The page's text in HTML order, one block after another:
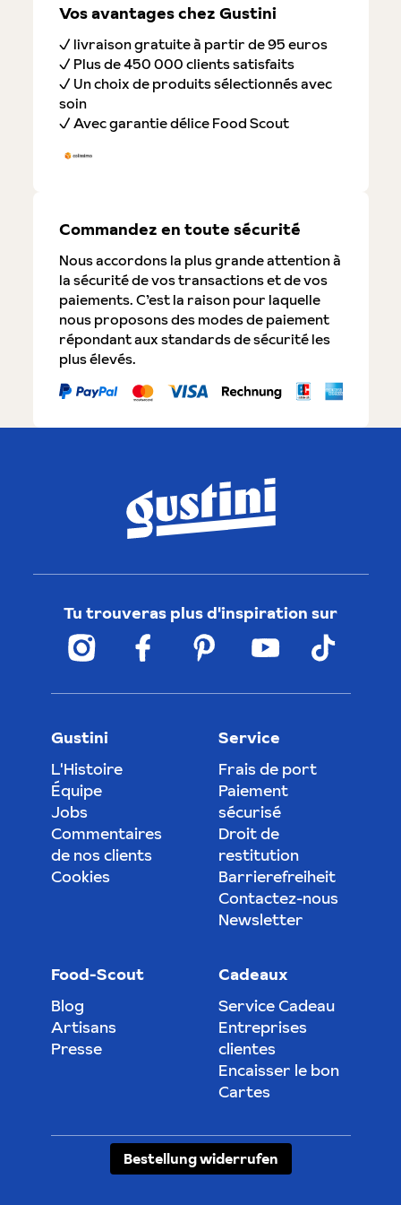
Vos avantages chez Gustini
✓ livraison gratuite à partir de 95 euros
✓ Plus de 450 000 clients satisfaits
✓ Un choix de produits sélectionnés avec
soin
✓ Avec garantie délice Food Scout
Commandez en toute sécurité
Nous accordons la plus grande attention à
la sécurité de vos transactions et de vos
paiements. C’est la raison pour laquelle
nous proposons des modes de paiement
répondant aux standards de sécurité les
plus élevés.
Tu trouveras plus d'inspiration sur
Gustini
L'Histoire
Équipe
Jobs
Commentaires
de nos clients
Cookies
Service
Frais de port
Paiement
sécurisé
Droit de
restitution
Barrierefreiheit
Contactez-nous
Newsletter
Food-Scout
Blog
Artisans
Presse
Cadeaux
Service Cadeau
Entreprises
clientes
Encaisser le bon
Cartes
Bestellung widerrufen